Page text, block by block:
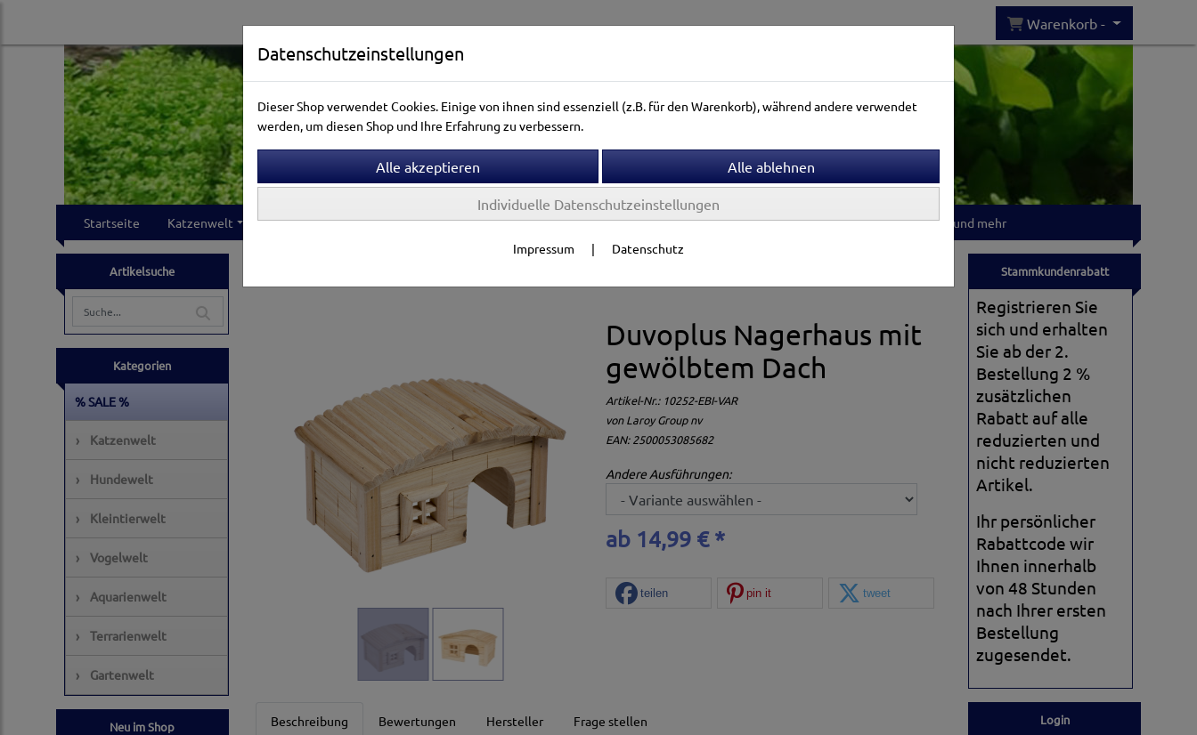
Warenkorb -
Startseite Katzenwelt Hundewelt Kleintierwelt Vogelwelt Aquarienwelt Terrarienwelt Gartenwelt T-shirts und mehr
Artikelsuche
Kategorien
% SALE %
› Katzenwelt
› Hundewelt
› Kleintierwelt
› Vogelwelt
› Aquarienwelt
› Terrarienwelt
› Gartenwelt
Neu im Shop
Holzhäuser
Duvoplus Nagerhaus mit
gewölbtem Dach
Artikel-Nr.: 10252-EBI-VAR
vonLaroy Group nv
EAN: 2500053085682
Andere Ausführungen:
ab 14,99 € *
teilen pin it tweet
Beschreibung Bewertungen Hersteller Frage stellen
Stammkundenrabatt
Registrieren Sie
sich und erhalten
Sie ab der 2.
Bestellung 2 %
zusätzlichen
Rabatt auf alle
reduzierten und
nicht reduzierten
Artikel.
Ihr persönlicher
Rabattcode wir
Ihnen innerhalb
von 48 Stunden
nach Ihrer ersten
Bestellung
zugesendet.
Login
Datenschutzeinstellungen
Dieser Shop verwendet Cookies. Einige von ihnen sind essenziell (z.B. für den Warenkorb), während andere verwendet
werden, um diesen Shop und Ihre Erfahrung zu verbessern.
Individuelle Datenschutzeinstellungen
Impressum | Datenschutz